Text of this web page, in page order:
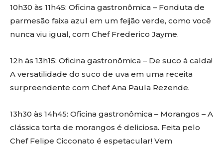
10h30 às 11h45: Oficina gastronômica – Fonduta de
parmesão faixa azul em um feijão verde, como você
nunca viu igual, com Chef Frederico Jayme.
12h às 13h15: Oficina gastronômica – De suco à calda!
A versatilidade do suco de uva em uma receita
surpreendente com Chef Ana Paula Rezende.
13h30 às 14h45: Oficina gastronômica – Morangos – A
clássica torta de morangos é deliciosa. Feita pelo
Chef Felipe Cicconato é espetacular! Vem